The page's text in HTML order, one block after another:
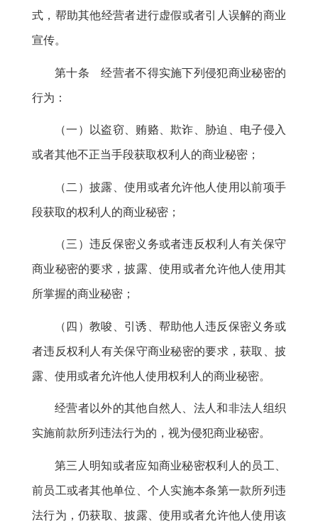
式 ， 帮助其他经营者进行虚假或者引人误解的商业
宣传。
第十条 经营者不得实施下列侵犯商业秘密的
行为：
（一）以盗窃、贿赂、欺诈、胁迫、电子侵入
或者其他不正当手段获取权利人的商业秘密 ；
（二）披露、使用或者允许他人使用以前项手
段获取的权利人的商业秘密 ；
（三）违反保密义务或者违反权利人有关保守
商业秘密的要求 ，披露、使用或者允许他人使用其
所掌握的商业秘密；
（四）教唆、引诱、帮助他人违反保密义务或
者违反权利人有关保守商业秘密的要求，获取、披
露、使用或者允许他人使用权利人的商业秘密。
经营者以外的其他自然人、法人和非法人组织
实施前款所列违法行为的 ， 视为侵犯商业秘密。
第三人明知或者应知商业秘密权利人的员工、
前员工或者其他单位、个人实施本条第一款所列违
法行为 ，仍获取、披露、使用或者允许他人使用该